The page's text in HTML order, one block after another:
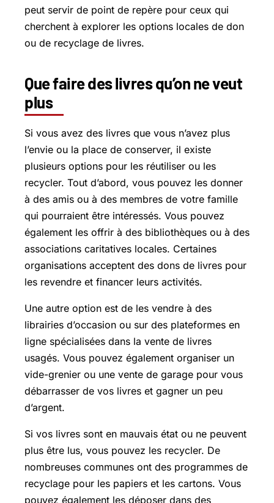
peut servir de point de repère pour ceux qui
cherchent à explorer les options locales de don
ou de recyclage de livres.
Que faire des livres qu’on ne veut
plus
Si vous avez des livres que vous n’avez plus
l’envie ou la place de conserver, il existe
plusieurs options pour les réutiliser ou les
recycler. Tout d’abord, vous pouvez les donner
à des amis ou à des membres de votre famille
qui pourraient être intéressés. Vous pouvez
également les offrir à des bibliothèques ou à des
associations caritatives locales. Certaines
organisations acceptent des dons de livres pour
les revendre et financer leurs activités.
Une autre option est de les vendre à des
librairies d’occasion ou sur des plateformes en
ligne spécialisées dans la vente de livres
usagés. Vous pouvez également organiser un
vide-grenier ou une vente de garage pour vous
débarrasser de vos livres et gagner un peu
d’argent.
Si vos livres sont en mauvais état ou ne peuvent
plus être lus, vous pouvez les recycler. De
nombreuses communes ont des programmes de
recyclage pour les papiers et les cartons. Vous
pouvez également les déposer dans des